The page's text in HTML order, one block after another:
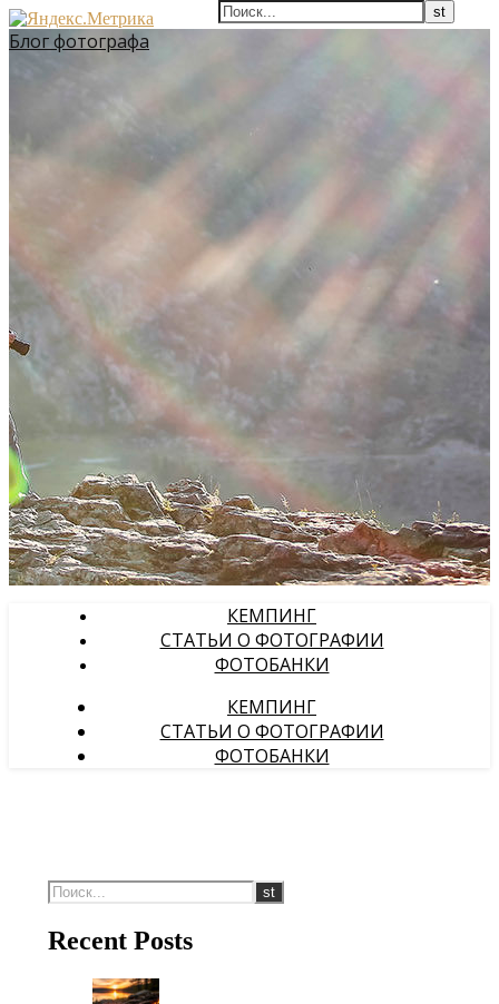
Блог фотографа
КЕМПИНГ
СТАТЬИ О ФОТОГРАФИИ
ФОТОБАНКИ
КЕМПИНГ
СТАТЬИ О ФОТОГРАФИИ
ФОТОБАНКИ
Recent Posts